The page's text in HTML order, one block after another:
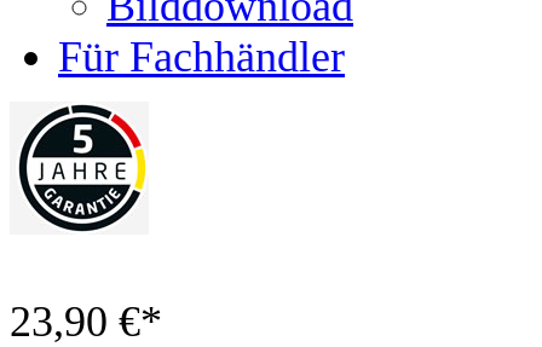
Für Fachhändler
23,90 €*